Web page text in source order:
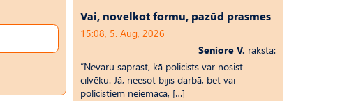
Vai, novelkot formu, pazūd prasmes
15:08, 5. Aug, 2026
Seniore V. raksta:
“Nevaru saprast, kā policists var nosist
cilvēku. Jā, neesot bijis darbā, bet vai
policistiem neiemāca, […]